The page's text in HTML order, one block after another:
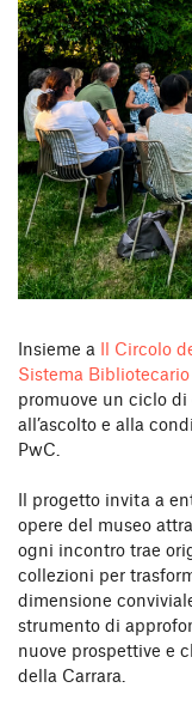
Insieme a Il Circolo
Sistema
promuove un ciclo di
all’ascolto e alla
PwC.
Il progetto invita a
opere del museo
ogni incontro trae
collezioni per
dimensione
strumento di
nuove prospettive e
della Carrara.